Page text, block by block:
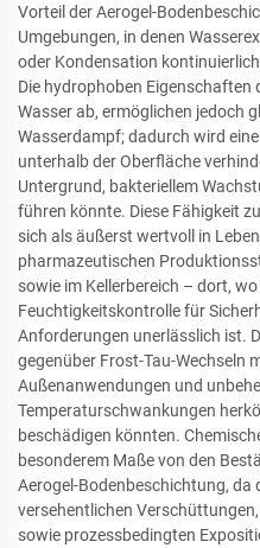
Vorteil der Aerogel-
Umgebungen, in denen
oder Kondensation
Die hydrophoben
Wasser ab, ermöglichen jedoch
Wasserdampf; dadurch wird
unterhalb der Oberfläche
Untergrund, bakteriellem
führen könnte. Diese Fähigkeit
sich als äußerst wertvoll in
pharmazeutischen
sowie im Kellerbereich – dort,
Feuchtigkeitskontrolle für
Anforderungen unerlässlich ist.
gegenüber Frost-Tau-Wechseln
Außenanwendungen und
Temperaturschwankungen
beschädigen könnten.
besonderem Maße von den
Aerogel-Bodenbeschichtung, da
versehentlichen
sowie prozessbedingten